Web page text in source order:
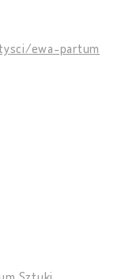
ewa-partum